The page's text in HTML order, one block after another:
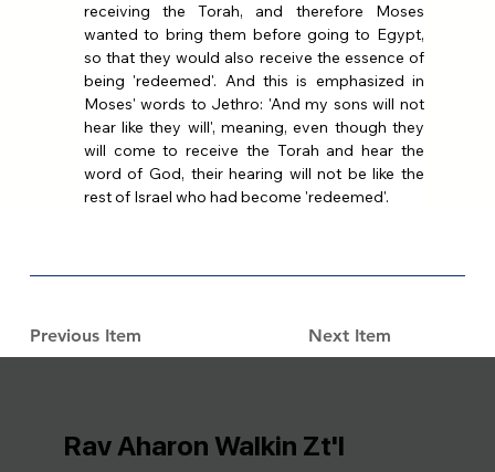
Previous Item Next Item
receiving the Torah, and therefore Moses
wanted to bring them before going to Egypt,
so that they would also receive the essence of
being 'redeemed'. And this is emphasized in
Moses' words to Jethro: 'And my sons will not
hear like they will', meaning, even though they
will come to receive the Torah and hear the
word of God, their hearing will not be like the
rest of Israel who had become 'redeemed'.
Rav Aharon Walkin Zt'l